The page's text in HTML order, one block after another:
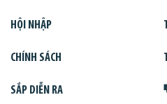
HỘI NHẬP
CHÍNH SÁCH
SẮP DIỄN RA